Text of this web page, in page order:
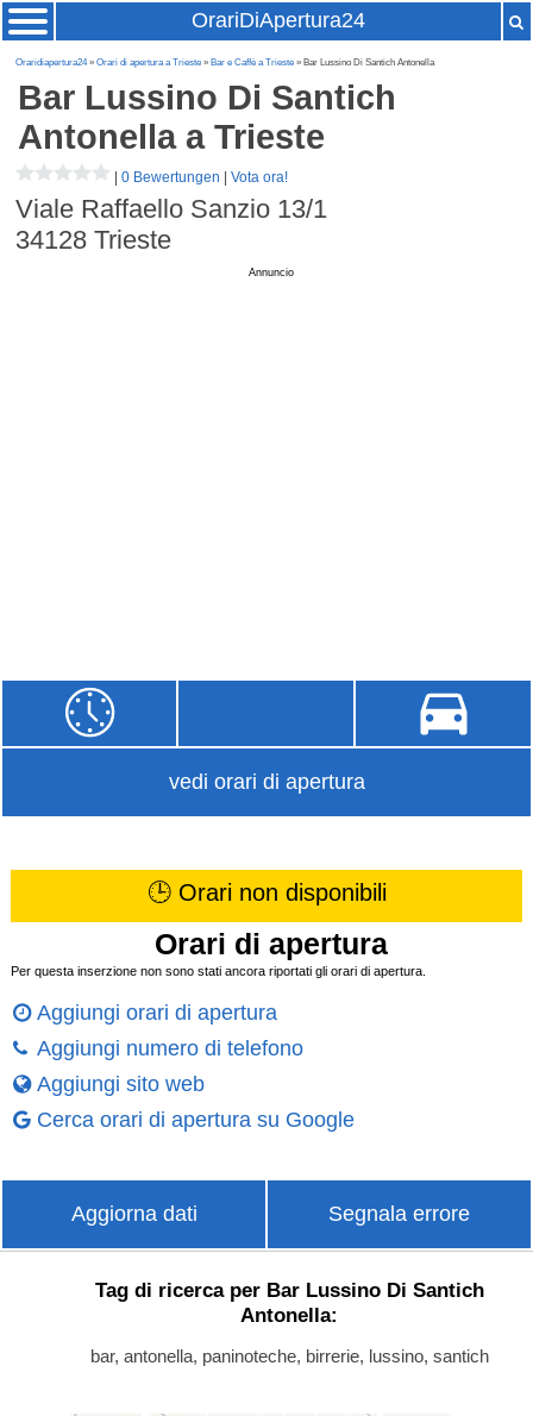
OrariDiApertura24
Oraridiapertura24»Orari di apertura a Trieste » Bar e Caffè a Trieste » Bar Lussino Di Santich Antonella
Bar Lussino Di Santich
Antonellaa Trieste
|0 Bewertungen |Vota ora!
Viale Raffaello Sanzio 13/1
34128 Trieste
Annuncio
vedi orari di apertura
🕒 Orari non disponibili
Orari di apertura
Per questa inserzione non sono stati ancora riportati gli orari di apertura.
Aggiungi orari di apertura
Aggiungi numero di telefono
Aggiungi sito web
Cerca orari di apertura su Google
Aggiorna dati Segnala errore
Tag di ricerca per Bar Lussino Di Santich
Antonella:
bar, antonella, paninoteche, birrerie, lussino, santich